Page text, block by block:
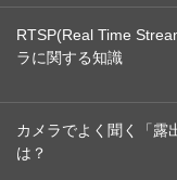
RTSP(Real Time
ラに関する知識
カメラでよく聞く「露
は？